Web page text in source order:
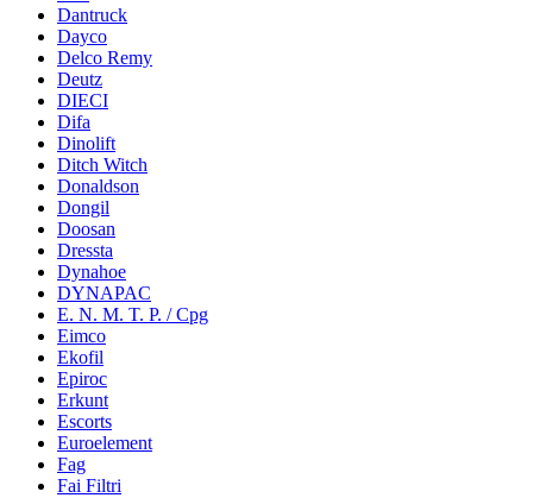
Dantruck
Dayco
Delco Remy
Deutz
DIECI
Difa
Dinolift
Ditch Witch
Donaldson
Dongil
Doosan
Dressta
Dynahoe
DYNAPAC
E. N. M. T. P. / Cpg
Eimco
Ekofil
Epiroc
Erkunt
Escorts
Euroelement
Fag
Fai Filtri